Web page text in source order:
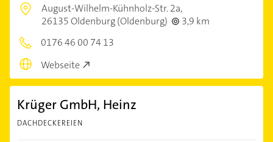
August-Wilhelm-Kühnholz-Str. 2a,
26135 Oldenburg (Oldenburg)
3,9 km
0176 46 00 74 13
Webseite
Krüger GmbH, Heinz
DACHDECKEREIEN